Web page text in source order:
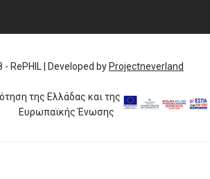
RePHIL | Developed by Projectneverland
της Ελλάδας και της
Ευρωπαϊκής Ένωσης